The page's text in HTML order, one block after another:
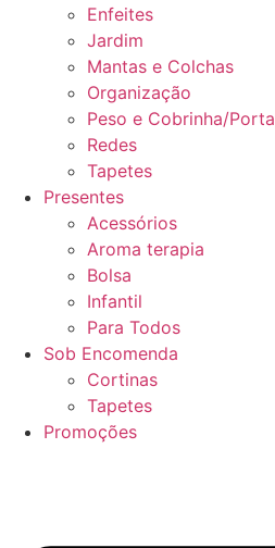
Enfeites
Jardim
Mantas e Colchas
Organização
Peso e Cobrinha/Porta
Redes
Tapetes
Presentes
Acessórios
Aroma terapia
Bolsa
Infantil
Para Todos
Sob Encomenda
Cortinas
Tapetes
Promoções